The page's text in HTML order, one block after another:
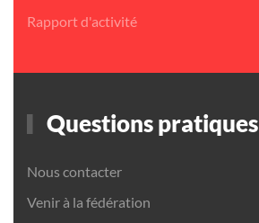
Rapport d'activité
Questions pratiques
Nous contacter
Venir à la fédération